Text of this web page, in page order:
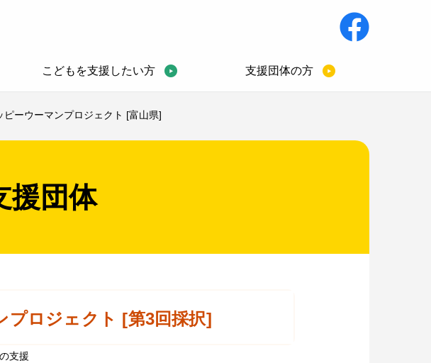
こどもを支援したい方 支援団体の方
ピーウーマンプロジェクト [富山県]
援団体
プロジェクト [第3回採択]
支援